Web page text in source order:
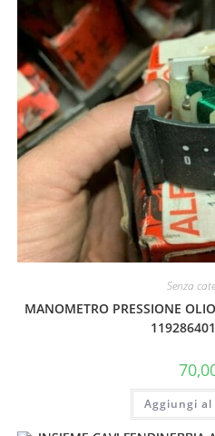
Senza
MANOMETRO PRESSIONE
Aggiungi